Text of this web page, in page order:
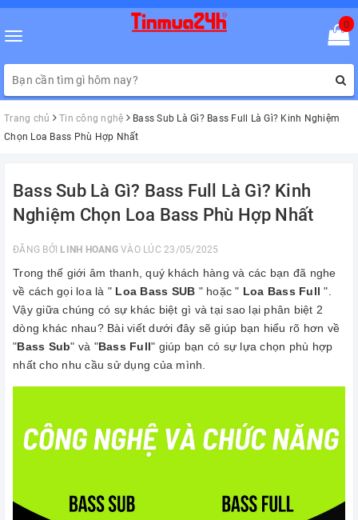
Toggle
0
Trang chủ Tin công nghệ
Bass Sub Là Gì? Bass Full Là Gì? Kinh Nghiệm
Chọn Loa Bass Phù Hợp Nhất
Bass Sub Là Gì? Bass Full Là Gì? Kinh
Nghiệm Chọn Loa Bass Phù Hợp Nhất
ĐĂNG BỞI LINH HOANGVÀO LÚC 23/05/2025
Trong thế giới âm thanh, quý khách hàng và các bạn đã nghe
về cách gọi loa là " Loa Bass SUB " hoặc " Loa Bass Full ".
Vậy giữa chúng có sự khác biệt gì và tại sao lại phân biệt 2
dòng khác nhau? Bài viết dưới đây sẽ giúp bạn hiểu rõ hơn về
"Bass Sub" và "Bass Full" giúp bạn có sự lựa chọn phù hợp
nhất cho nhu cầu sử dụng của mình.